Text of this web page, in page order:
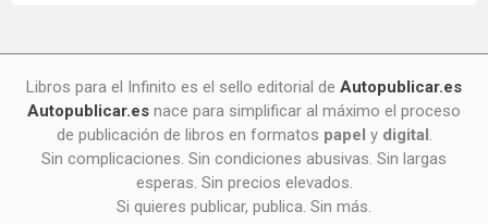
Libros para el Infinito es el sello editorial de Autopublicar.es
Autopublicar.es nace para simplificar al máximo el proceso
de publicación de libros en formatos papel y digital.
Sin complicaciones. Sin condiciones abusivas. Sin largas
esperas. Sin precios elevados.
Si quieres publicar, publica. Sin más.